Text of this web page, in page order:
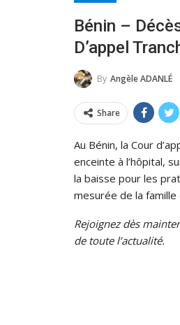
Bénin –
D’appel
By Angèle ADANLÉ
Share
Au Bénin, la Cour
enceinte à l’hôpital,
la baisse pour les
mesurée de la famille
Rejoignez dès
de toute l’actualité.